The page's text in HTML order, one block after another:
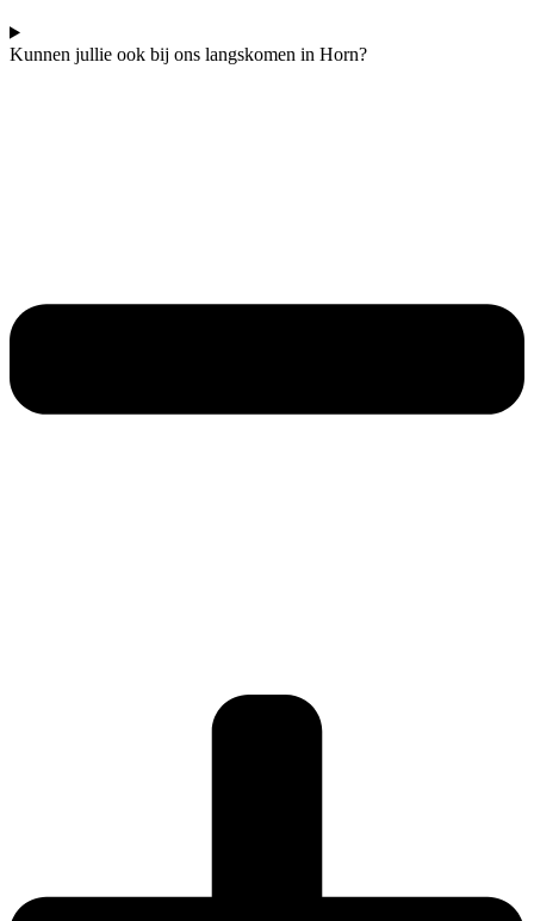
Kunnen jullie ook bij ons langskomen in Horn?